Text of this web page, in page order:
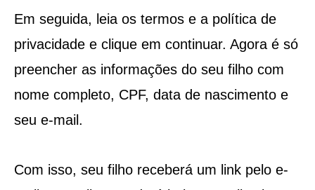
Em seguida, leia os termos e a política de
privacidade e clique em continuar. Agora é só
preencher as informações do seu filho com
nome completo, CPF, data de nascimento e
seu e-mail.
Com isso, seu filho receberá um link pelo e-